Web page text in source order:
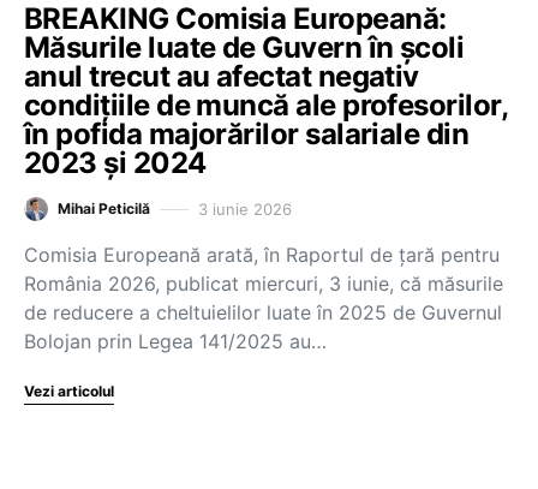
BREAKING Comisia Europeană:
Măsurile luate de Guvern în școli
anul trecut au afectat negativ
condițiile de muncă ale profesorilor,
în pofida majorărilor salariale din
2023 și 2024
Mihai Peticilă 3 iunie 2026
Comisia Europeană arată, în Raportul de țară pentru
România 2026, publicat miercuri, 3 iunie, că măsurile
de reducere a cheltuielilor luate în 2025 de Guvernul
Bolojan prin Legea 141/2025 au…
Vezi articolul